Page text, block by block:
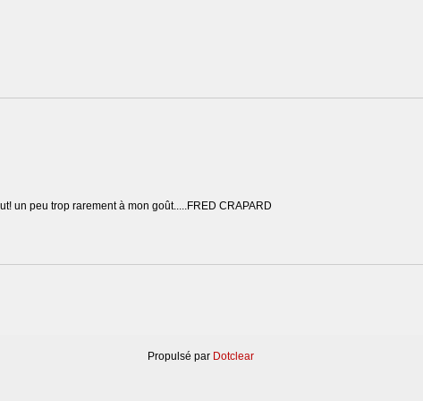
un peu trop rarement à mon goût.....FRED CRAPARD
Propulsé par Dotclear